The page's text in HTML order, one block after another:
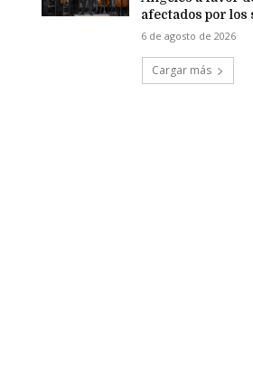
afectados por los
6 de agosto de 2026
Cargar más